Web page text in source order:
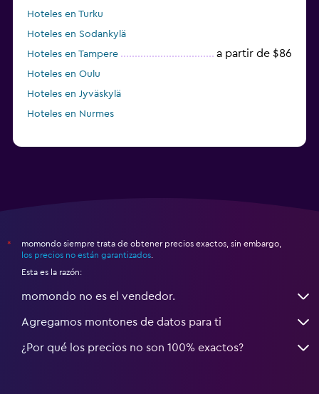
Hoteles en Turku
Hoteles en Sodankylä
Hoteles en Tampere
a partir de $86
Hoteles en Oulu
Hoteles en Jyväskylä
Hoteles en Nurmes
*
momondo siempre trata de obtener precios exactos, sin embargo,
los precios no están garantizados
Esta es la razón:
momondo no es el vendedor.
Agregamos montones de datos para ti
¿Por qué los precios no son 100% exactos?